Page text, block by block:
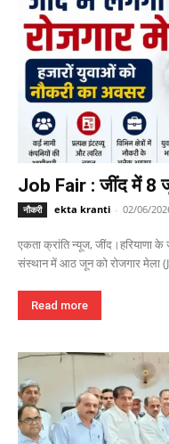
Job Fair : जींद में 8
नौकरी ekta kranti - 02/06/
एकता क्रांति न्यूज, जींद।हरियाणा
संस्थान में आठ जून को रोजगार मेला
Read more